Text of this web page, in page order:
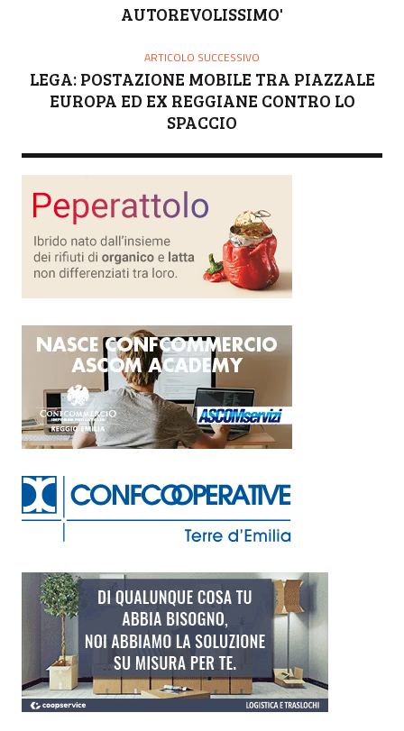
AUTOREVOLISSIMO'
ARTICOLO SUCCESSIVO
LEGA: POSTAZIONE MOBILE TRA PIAZZALE
EUROPA ED EX REGGIANE CONTRO LO
SPACCIO